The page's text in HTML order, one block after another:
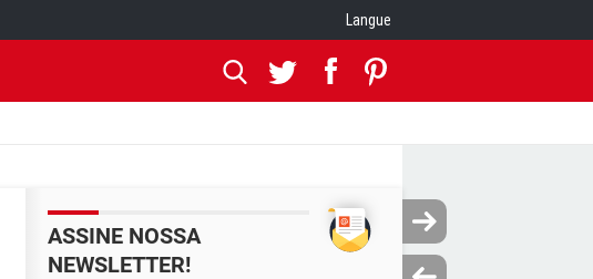
Langue
ASSINE NOSSA
NEWSLETTER!